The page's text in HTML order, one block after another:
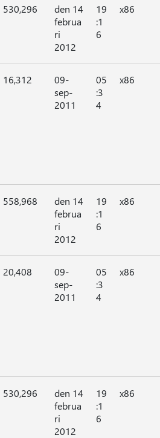
530,296
den 14
februa
ri
2012
19
:1
6
x86
16,312
09-
sep-
2011
05
:3
4
x86
558,968
den 14
februa
ri
2012
19
:1
6
x86
20,408
09-
sep-
2011
05
:3
4
x86
530,296
den 14
februa
ri
2012
19
:1
6
x86